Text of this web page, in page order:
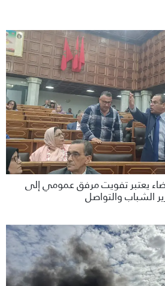
يعتبر تفويت مرفق عمومي إلى
الشباب والتواصل